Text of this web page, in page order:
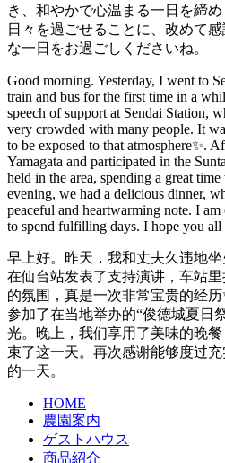
き、和やかで心温まる一日を締
日々を過ごせることに、改めて
な一日をお過ごしくださいね。
Good morning. Yesterday, I went to
train and bus for the first time in a
speech of support at Sendai Station,
very crowded with many people. It
to be exposed to that atmosphere✨.
Yamagata and participated in the
held in the area, spending a great
evening, we had a delicious dinner,
peaceful and heartwarming note️. I
to spend fulfilling days. I hope you all
早上好。昨天，我和丈夫久违地
在仙台站发表了支持演讲，车站
的氛围，真是一次非常宝贵的经历
参加了在当地举办的“俊德城夏日
光。晚上，我们享用了美味的晚
束了这一天️。再次感谢能够度过
的一天。
HOME
農園案内
ゲストハウス
商品紹介